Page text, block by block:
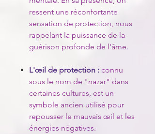
ressent une réconfortante
sensation de protection, nous
rappelant la puissance de la
guérison profonde de l'âme.
L'œil de protection : connu
sous le nom de "nazar" dans
certaines cultures, est un
symbole ancien utilisé pour
repousser le mauvais œil et les
énergies négatives.